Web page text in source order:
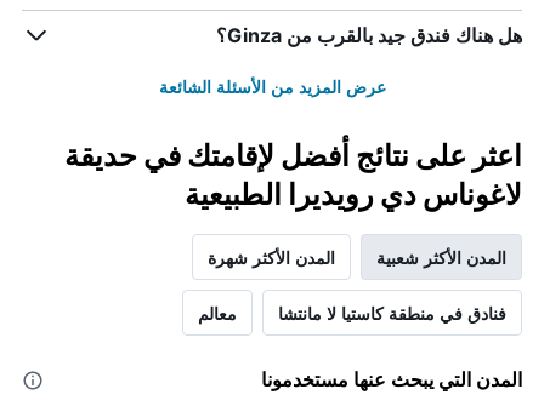
هل هناك فندق جيد بالقرب من Ginza؟
عرض المزيد من الأسئلة الشائعة
اعثر على نتائج أفضل لإقامتك في حديقة
لاغوناس دي رويديرا الطبيعية
المدن الأكثر شعبية المدن الأكثر شهرة
فنادق في منطقة كاستيا لا مانتشا معالم
المدن التي يبحث عنها مستخدمونا